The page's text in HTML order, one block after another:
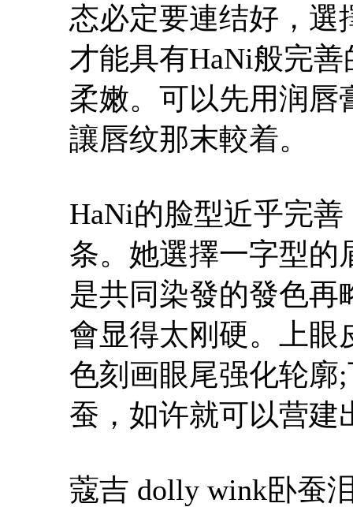
态必定要連结好，選
才能具有HaNi般完
柔嫩。可以先用润唇
讓唇纹那末較着。
HaNi的脸型近乎完
条。她選擇一字型的
是共同染發的發色再
會显得太刚硬。上眼
色刻画眼尾强化轮廓
蚕，如许就可以营建
蔻吉 dolly wink卧蚕